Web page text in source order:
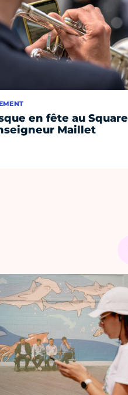
en fête au Square
Maillet